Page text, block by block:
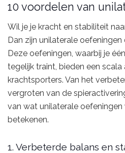
10 voordelen van
Wil je je kracht en stabiliteit
Dan zijn unilaterale
Deze oefeningen, waarbij je
tegelijk traint, bieden een
krachtsporters. Van het
vergroten van de
van wat unilaterale oefeningen
betekenen.
1. Verbeterde balans en